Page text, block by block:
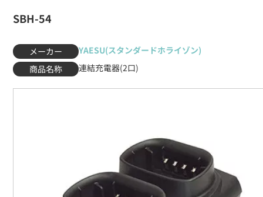
SBH-54
メーカー
YAESU(スタンダードホライゾン)
商品名称
連結充電器(2口)